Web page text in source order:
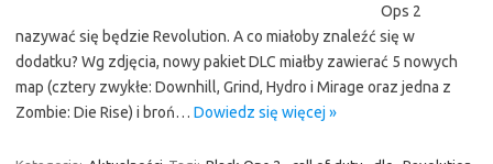
Ops 2
nazywać się będzie Revolution. A co miałoby znaleźć się w
dodatku? Wg zdjęcia, nowy pakiet DLC miałby zawierać 5 nowych
map (cztery zwykłe: Downhill, Grind, Hydro i Mirage oraz jedna z
Zombie: Die Rise) i broń… Dowiedz się więcej »